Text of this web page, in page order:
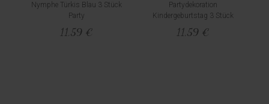
Nymphe Türkis Blau 3 Stück
Party
11,59 €
Partydekoration
Kindergeburtstag 3 Stück
11,59 €